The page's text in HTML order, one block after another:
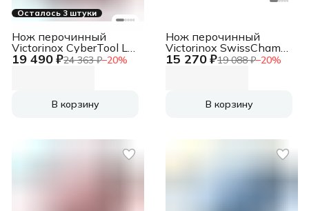
Осталось 3 штуки
19 490 ₽24 363 ₽−20%
Нож перочинный
Victorinox CyberTool L
(1.7775.T) 91мм
В корзину
15 270 ₽19 088 ₽−20%
Нож перочинный
Victorinox SwissChamp
(1.6795.3) 91мм
В корзину